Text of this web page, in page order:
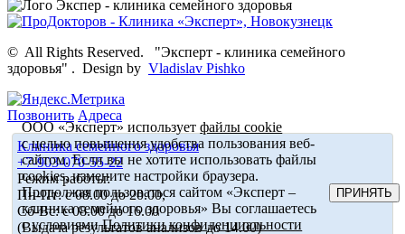
© All Rights Reserved.
"Эксперт - клиника семейного
здоровья" . Design by Vladislav Pishko
Позвонить Адреса
Клиника семейного здоровья
+7-903-070-55-22
Режим работы:
Пн-Пт: с 08.00 до 20.00,
Сб-Вс: с 08.00 до 16.00
(Выдача результатов анализов до 14.00)
ООО «Эксперт» используетфайлы cookie
с целью повышения удобства пользования веб-
сайтом. Если вы не хотите использовать файлы
cookies, измените настройки браузера.
Продолжая пользоваться сайтом «Эксперт –
клиника семейного здоровья» Вы соглашаетесь
с условиямиПолитики конфиденциальности
ПРИНЯТЬ